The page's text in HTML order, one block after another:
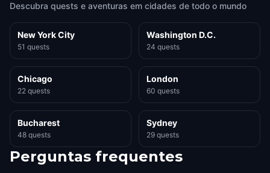
Descubra quests e aventuras em cidades de todo o mundo
New York City
51 quests
Washington D.C.
24 quests
Chicago
22 quests
London
60 quests
Bucharest
48 quests
Sydney
29 quests
Perguntas frequentes